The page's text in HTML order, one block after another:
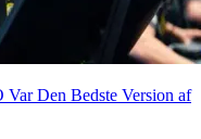
Den Bedste Version af